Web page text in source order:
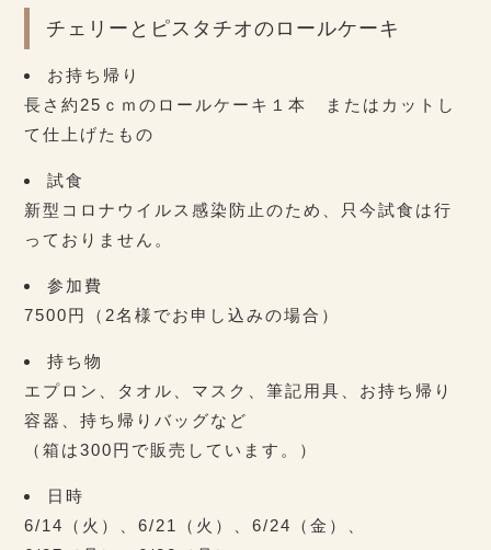
チェリーとピスタチオのロールケーキ
お持ち帰り
長さ約25ｃｍのロールケーキ１本 またはカットし
て仕上げたもの
試食
新型コロナウイルス感染防止のため、只今試食は行
っておりません。
参加費
7500円（2名様でお申し込みの場合）
持ち物
エプロン、タオル、マスク、筆記用具、お持ち帰り
容器、持ち帰りバッグなど
（箱は300円で販売しています。）
日時
6/14（火）、6/21（火）、6/24（金）、